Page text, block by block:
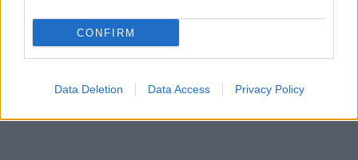
CONFIRM
Data Deletion Data Access Privacy Policy
Biden lemondott a közel-keleti